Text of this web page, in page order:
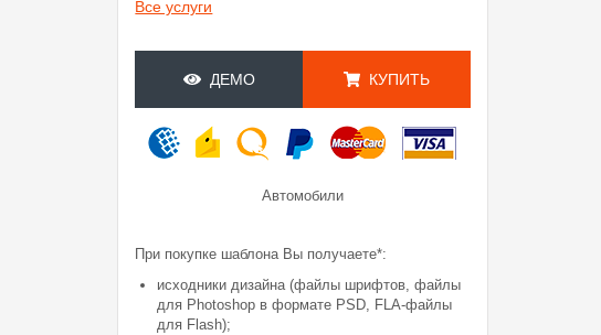
Все услуги
ДЕМО КУПИТЬ
Автомобили
При покупке шаблона Вы получаете*:
исходники дизайна (файлы шрифтов, файлы
для Photoshop в формате PSD, FLA-файлы
для Flash);